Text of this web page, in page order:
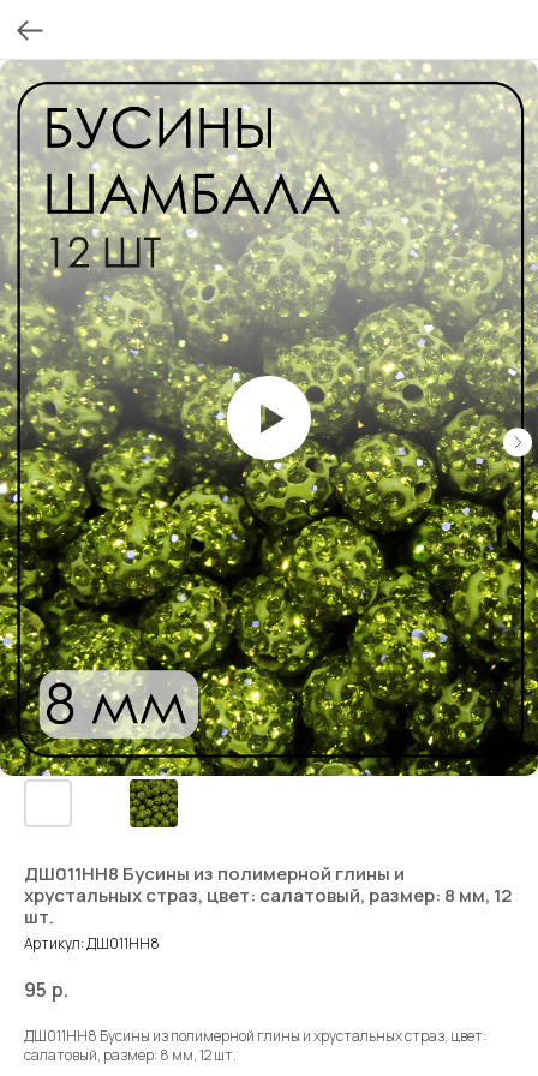
ДШ011НН8 Бусины из полимерной глины и
хрустальных страз, цвет: салатовый, размер: 8 мм, 12
шт.
Артикул:ДШ011НН8
95 р.
ДШ011НН8 Бусины из полимерной глины и хрустальных страз, цвет:
салатовый, размер: 8 мм, 12 шт.